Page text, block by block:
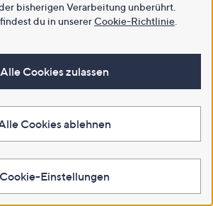
bisherigen Verarbeitung unberührt.
du in unsererCookie-Richtlinie
Alle Cookies zulassen
Cookies ablehnen
Cookie-Einstellungen